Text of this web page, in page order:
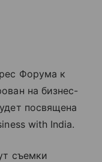
Форума к
на бизнес-
посвящена
with India.
съемки